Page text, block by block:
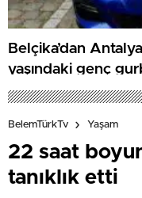
Belçika’dan
yaşındaki genç
hayatını kaybetti
BelemTürkTv Yaşam
22 saat
tanıklık etti